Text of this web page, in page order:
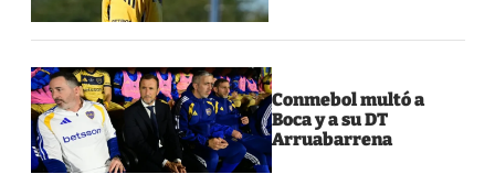
Conmebol multó a
Boca y a su DT
Arruabarrena